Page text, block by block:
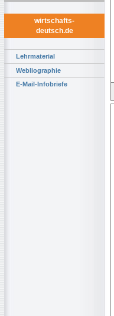
wirtschafts-
deutsch.de
Lehrmaterial
Webliographie
E-Mail-Infobriefe